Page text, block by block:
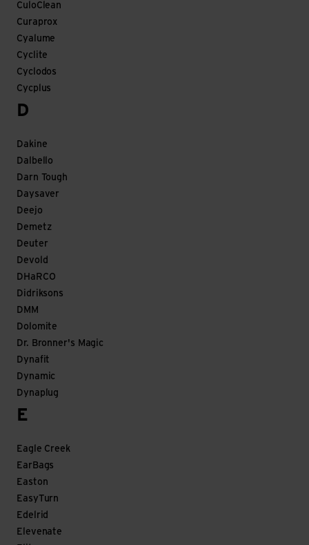
CuloClean
Curaprox
Cyalume
Cyclite
Cyclodos
Cycplus
D
Dakine
Dalbello
Darn Tough
Daysaver
Deejo
Demetz
Deuter
Devold
DHaRCO
Didriksons
DMM
Dolomite
Dr. Bronner's Magic
Dynafit
Dynamic
Dynaplug
E
Eagle Creek
EarBags
Easton
EasyTurn
Edelrid
Elevenate